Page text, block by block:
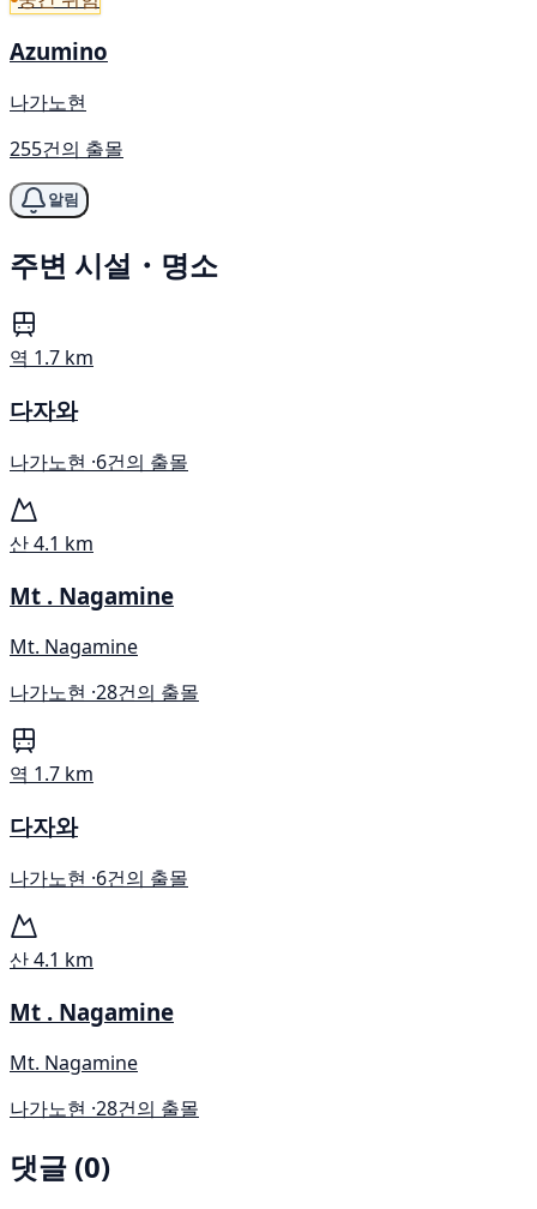
Azumino
나가노현
255건의 출몰
알림
주변 시설・명소
역 1.7 km
다자와
나가노현 ·6건의 출몰
산4.1 km
Mt . Nagamine
Mt. Nagamine
나가노현 ·28건의 출몰
역 1.7 km
다자와
나가노현 ·6건의 출몰
산4.1 km
Mt . Nagamine
Mt. Nagamine
나가노현 ·28건의 출몰
댓글 (0)